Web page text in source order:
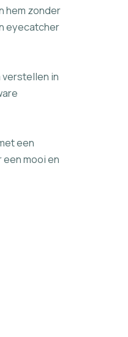
hem zonder
eyecatcher
in
een
mooi en